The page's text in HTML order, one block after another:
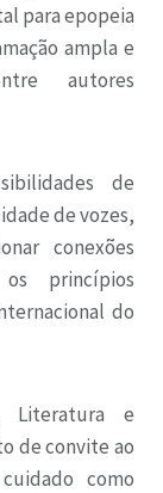
para epopeia
ampla e
autores
de
de vozes,
conexões
princípios
do
Literatura e
de convite ao
como